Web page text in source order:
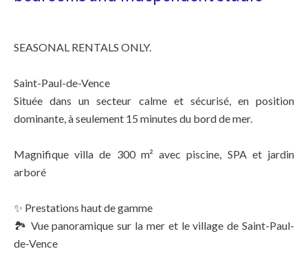
SEASONAL RENTALS ONLY.
Saint-Paul-de-Vence
Située dans un secteur calme et sécurisé, en position
dominante, à seulement 15 minutes du bord de mer.
Magnifique villa de 300 m² avec piscine, SPA et jardin
arboré
✨ Prestations haut de gamme
🏞 Vue panoramique sur la mer et le village de Saint-Paul-
de-Vence